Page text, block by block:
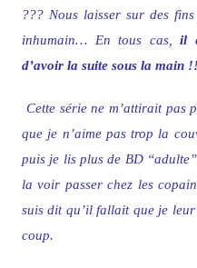
??? Nous laisser sur des
inhumain… En tous cas,il
d’avoir la suite sous la main !!
Cette série ne m’attirait pas
que je n’aime pas trop la
puis je lis plus de BD
la voir passer chez les
suis dit qu’il fallait que je
coup.